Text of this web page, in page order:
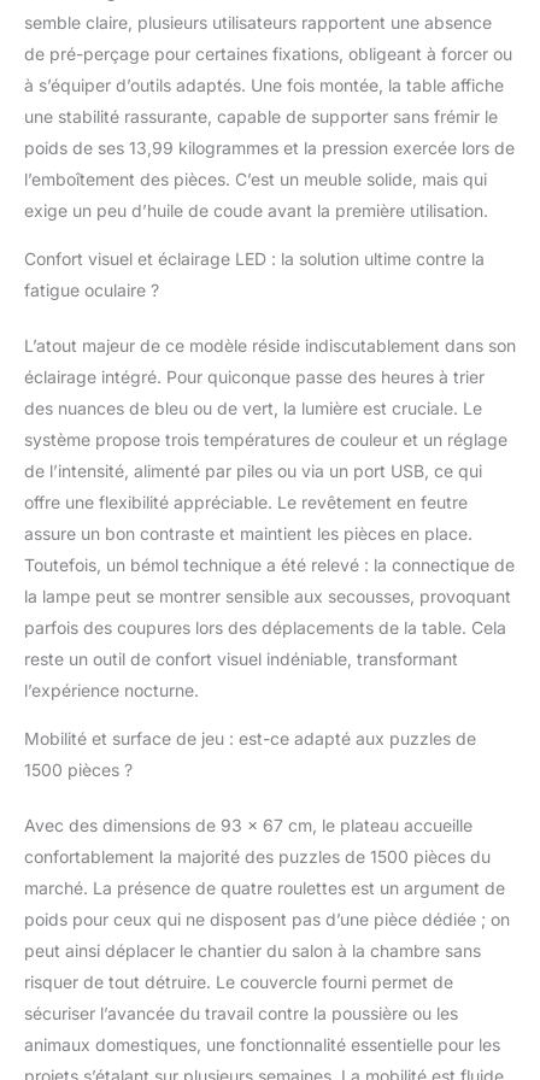
5 V. Hauteur réglable :
la hauteur de la table
75 et 85 cm. Vous
pouvez ajuster la table
à votre hauteur
préférée pour
correspondre à votre
canapé, chaise ou lit,
juste pour ajouter du
des hauteurs fixes de
leurs genoux ou de
pieds, cette flexibilité
particulièrement
adaptée pour les
personnes âgées, ainsi
que les jeunes qui
veulent jouer aux
confort absolu. Angle
d'inclinaison réglable :
notre table de puzzle
max), vous assurant le
préféré. Il donne aux
amateurs de puzzle
beaucoup de plaisir en
aidant à réduire la
fatigue accumulée et la
douleur dans le cou ou
le cou. Lorsque vous
avez besoin d'une
pause, il suffit
semble claire, plusieurs utilisateurs rapportent une absence
de pré-perçage pour certaines fixations, obligeant à forcer ou
à s’équiper d’outils adaptés. Une fois montée, la table affiche
une stabilité rassurante, capable de supporter sans frémir le
poids de ses 13,99 kilogrammes et la pression exercée lors de
l’emboîtement des pièces. C’est un meuble solide, mais qui
exige un peu d’huile de coude avant la première utilisation.
Confort visuel et éclairage LED : la solution ultime contre la
fatigue oculaire ?
L’atout majeur de ce modèle réside indiscutablement dans son
éclairage intégré. Pour quiconque passe des heures à trier
des nuances de bleu ou de vert, la lumière est cruciale. Le
système propose trois températures de couleur et un réglage
de l’intensité, alimenté par piles ou via un port USB, ce qui
offre une flexibilité appréciable. Le revêtement en feutre
assure un bon contraste et maintient les pièces en place.
Toutefois, un bémol technique a été relevé : la connectique de
la lampe peut se montrer sensible aux secousses, provoquant
parfois des coupures lors des déplacements de la table. Cela
reste un outil de confort visuel indéniable, transformant
l’expérience nocturne.
Mobilité et surface de jeu : est-ce adapté aux puzzles de
1500 pièces ?
Avec des dimensions de 93 x 67 cm, le plateau accueille
confortablement la majorité des puzzles de 1500 pièces du
marché. La présence de quatre roulettes est un argument de
poids pour ceux qui ne disposent pas d’une pièce dédiée ; on
peut ainsi déplacer le chantier du salon à la chambre sans
risquer de tout détruire. Le couvercle fourni permet de
sécuriser l’avancée du travail contre la poussière ou les
animaux domestiques, une fonctionnalité essentielle pour les